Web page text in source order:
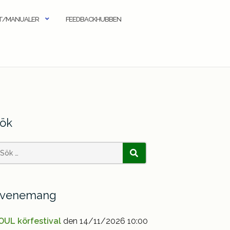
MANUALER FEEDBACKHUBBEN
SÖK
körfestival den 14/11/2026 10:00